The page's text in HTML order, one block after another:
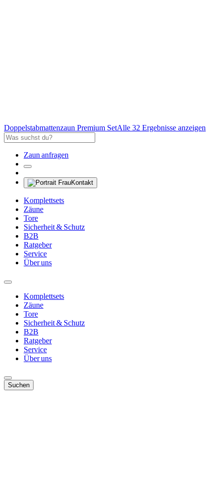
Doppelstabmattenzaun Premium SetAlle 32 Ergebnisse anzeigen
Zaun anfragen
Kontakt
Komplettsets
Zäune
Tore
Sicherheit & Schutz
B2B
Ratgeber
Service
Über uns
Komplettsets
Zäune
Tore
Sicherheit & Schutz
B2B
Ratgeber
Service
Über uns
Suchen